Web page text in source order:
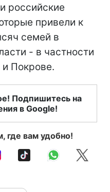
российские
привели к
семей в
- в частности
Покрове.
Подпишитесь на
в Google!
где вам удобно!